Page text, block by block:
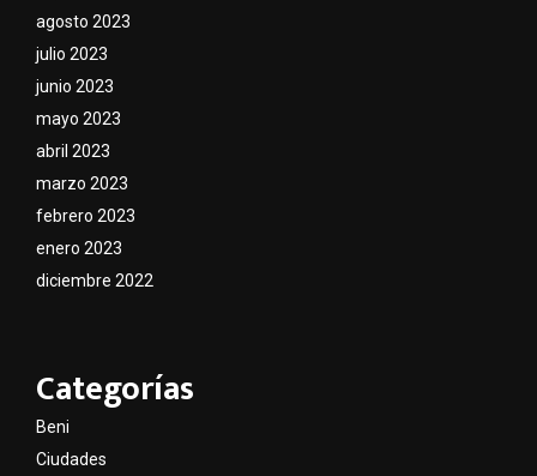
agosto 2023
julio 2023
junio 2023
mayo 2023
abril 2023
marzo 2023
febrero 2023
enero 2023
diciembre 2022
Categorías
Beni
Ciudades